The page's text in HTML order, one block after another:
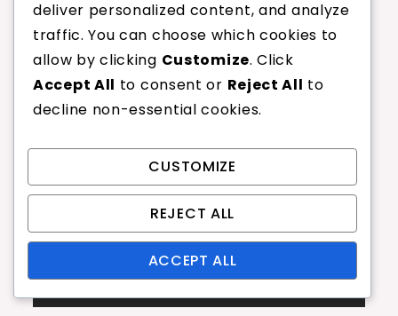
corde in loco. Molti negozi offrono racchette
demo incordate a varie tensioni, consentendoti
di sperimentare in prima persona come
ciascuna tensione si sente durante il gioco.
Post
navigation
Previous: Interazione
multifilamento
Next: Tensione delle
corde e preferenze
deliver personalized content, and analyze
traffic. You can choose which cookies to
allow by clicking Customize. Click
Accept All to consent or Reject All to
decline non-essential cookies.
CUSTOMIZE
REJECT ALL
ACCEPT ALL